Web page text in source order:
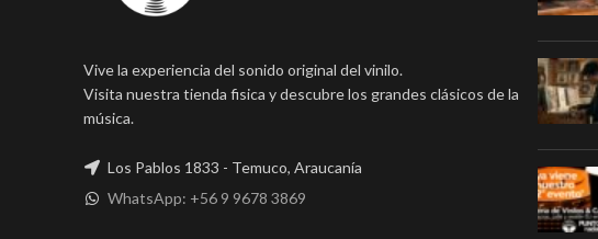
Vive la experiencia del sonido original del vinilo.
Visita nuestra tienda fisica y descubre los grandes clásicos de la
música.
Los Pablos 1833 - Temuco, Araucanía
WhatsApp: +56 9 9678 3869